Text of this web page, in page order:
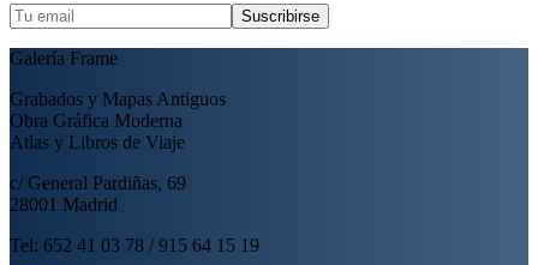
Suscribirse
Galería Frame
Grabados y Mapas Antiguos
Obra Gráfica Moderna
Atlas y Libros de Viaje
c/ General Pardiñas, 69
28001 Madrid
Tel: 652 41 03 78 / 915 64 15 19